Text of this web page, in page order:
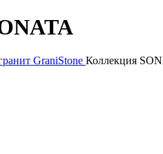
GraniStone Коллекция